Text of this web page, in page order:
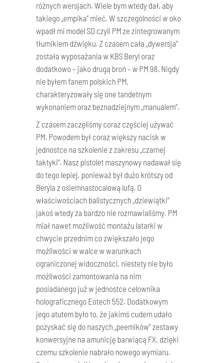
różnych wersjach. Wiele bym wtedy dał, aby
takiego „empika” mieć. W szczególności w oko
wpadł mi model SD czyli PM ze zintegrowanym
tłumikiem dźwięku. Z czasem cała „dywersja”
została wyposażania w KBS Beryl oraz
dodatkowo – jako drugą broń – w PM 98. Nigdy
nie byłem fanem polskich PM,
charakteryzowały się one tandetnym
wykonaniem oraz beznadziejnym „manualem”.
Z czasem zaczęliśmy coraz częściej używać
PM. Powodem był coraz większy nacisk w
jednostce na szkolenie z zakresu „czarnej
taktyki”. Nasz pistolet maszynowy nadawał się
do tego lepiej, ponieważ był dużo krótszy od
Beryla z osiemnastocalową lufą. O
właściwościach balistycznych „dziewiątki”
jakoś wtedy za bardzo nie rozmawialiśmy. PM
miał nawet możliwość montażu latarki w
chwycie przednim co zwiększało jego
możliwości w walce w warunkach
ograniczonej widoczności, niestety nie było
możliwości zamontowania na nim
posiadanego już w jednostce celownika
holograficznego Eotech 552. Dodatkowym
jego atutem było to, że jakimś cudem udało
pozyskać się do naszych „peemików” zestawy
konwersyjne na amunicję barwiącą FX, dzięki
czemu szkolenie nabrało nowego wymiaru.